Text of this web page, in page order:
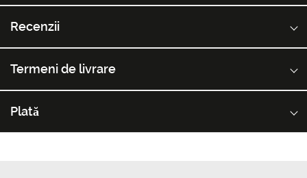
Recenzii
Termeni de livrare
Plată